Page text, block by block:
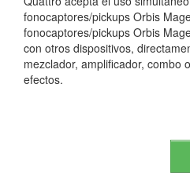
fonocaptores/pickups Orbis
fonocaptores/pickups Orbis
con otros dispositivos,
mezclador, amplificador, combo
efectos.